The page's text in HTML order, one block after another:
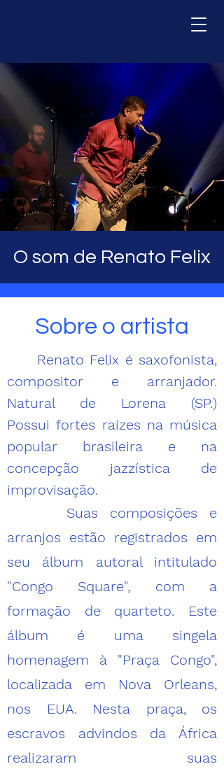
O som de Renato Felix
Sobre o artista
Renato Felix é saxofonista,
compositor e arranjador.
Natural de Lorena (SP.)
Possui fortes raízes na música
popular brasileira e na
concepção jazzística de
improvisação.
Suas composições e
arranjos estão registrados em
seu álbum autoral intitulado
"Congo Square", com a
formação de quarteto. Este
álbum é uma singela
homenagem à "Praça Congo",
localizada em Nova Orleans,
nos EUA. Nesta praça, os
escravos advindos da África
realizaram suas